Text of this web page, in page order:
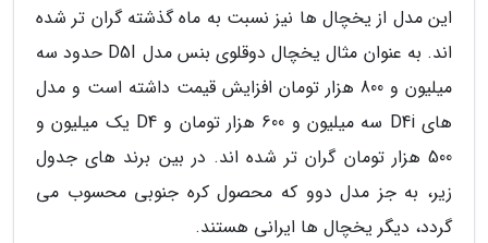
این مدل از یخچال ها نیز نسبت به ماه گذشته گران تر شده
اند. به عنوان مثال یخچال دوقلوی بنس مدل D5I حدود سه
میلیون و 800 هزار تومان افزایش قیمت داشته است و مدل
های D4i سه میلیون و 600 هزار تومان و D4 یک میلیون و
500 هزار تومان گران تر شده اند. در بین برند های جدول
زیر، به جز مدل دوو که محصول کره جنوبی محسوب می
گردد، دیگر یخچال ها ایرانی هستند.